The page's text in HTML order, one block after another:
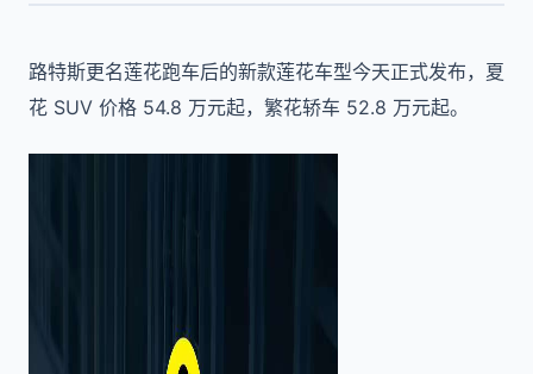
路特斯更名莲花跑车后的新款莲花车型今天正式发布，夏
花 SUV 价格 54.8 万元起，繁花轿车 52.8 万元起。